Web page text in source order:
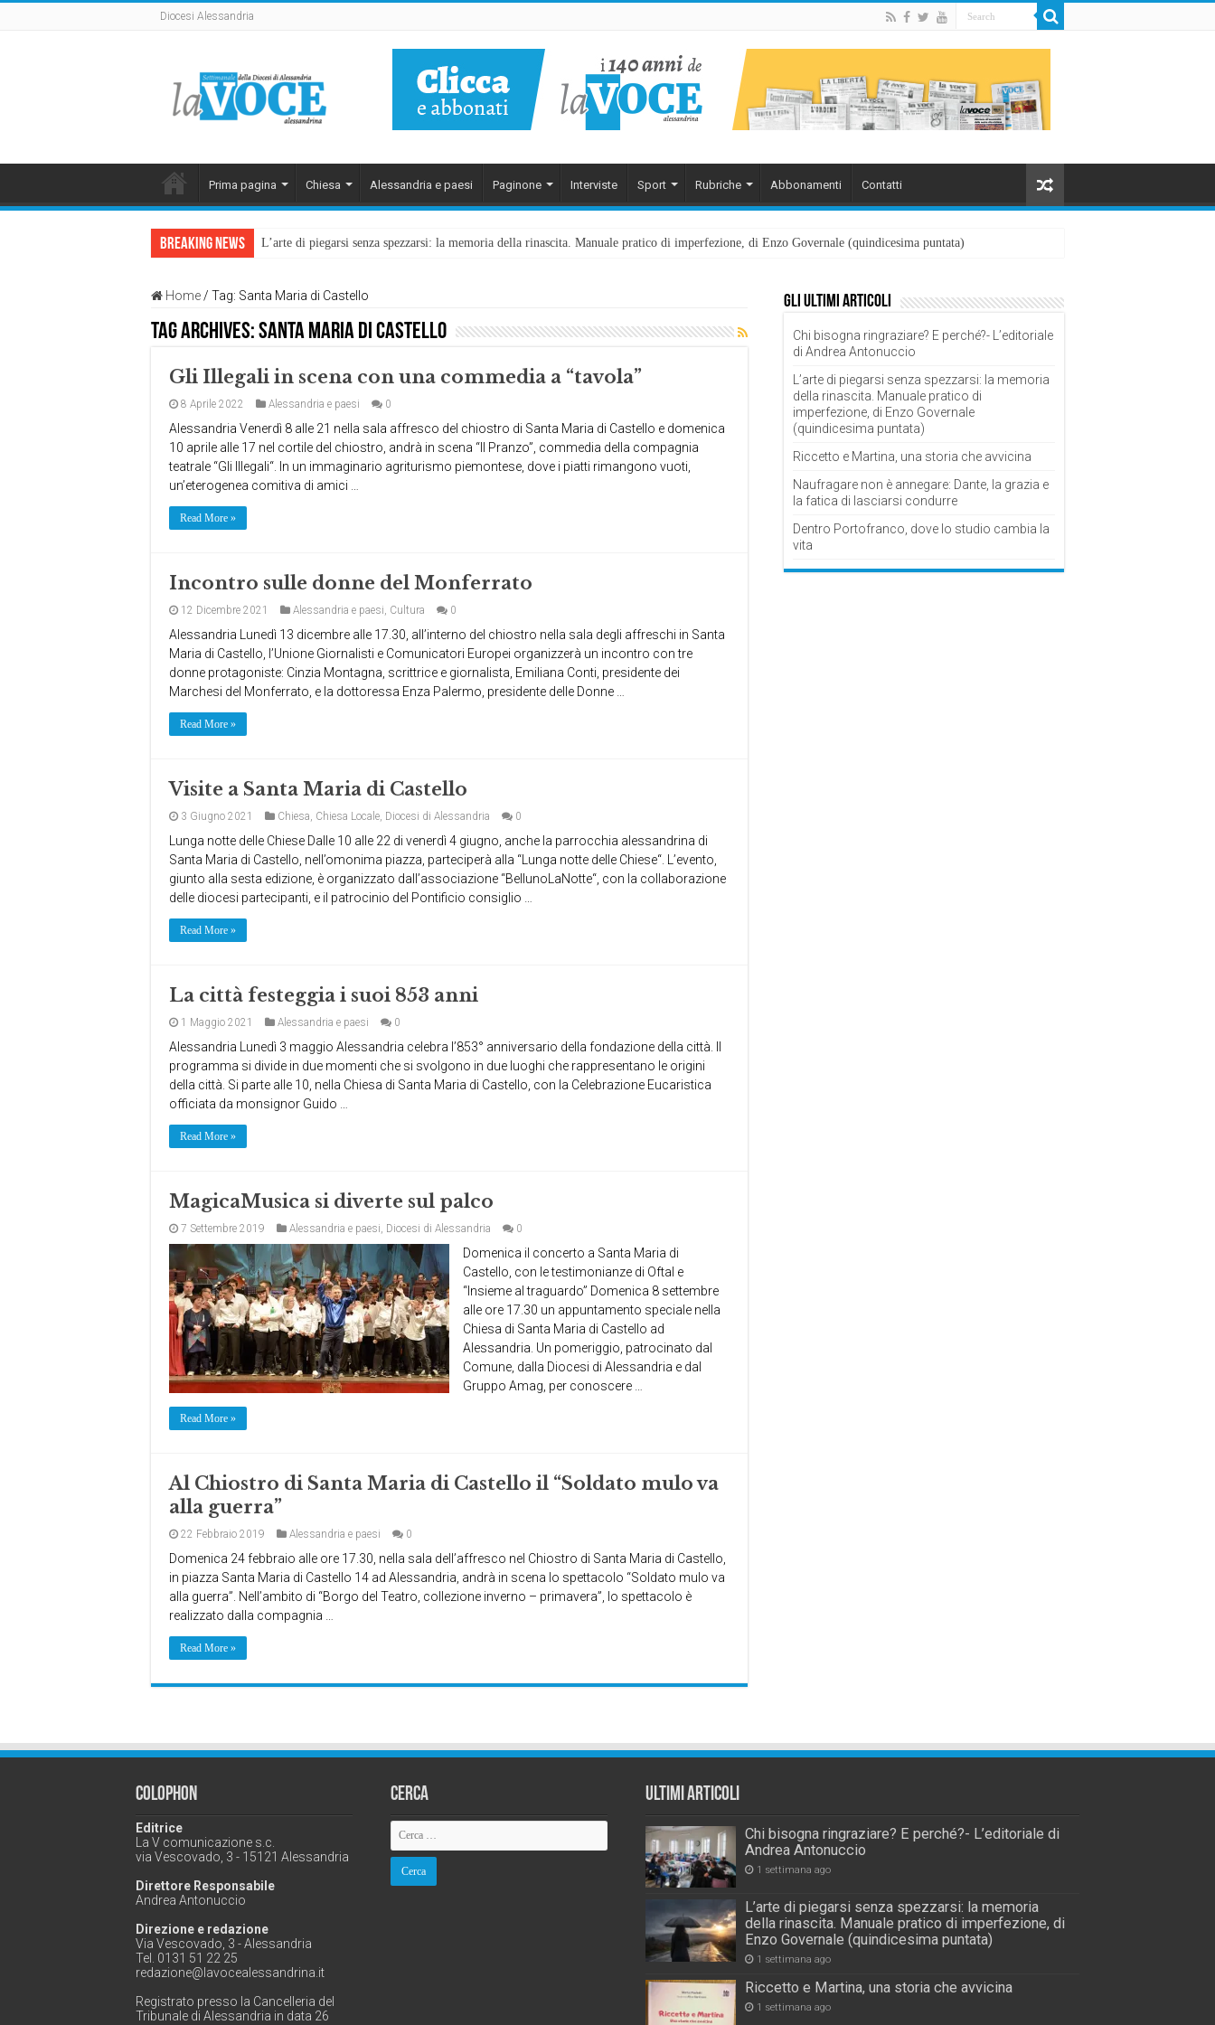
Diocesi Alessandria
Prima pagina Chiesa Alessandria e paesi Paginone Interviste Sport Rubriche Abbonamenti Contatti
Breaking News L’arte di piegarsi senza spezzarsi: la memoria della rinascita. Manuale pratico di imperfezione, di Enzo Governale (quindicesima puntata)
Home / Tag: Santa Maria di Castello
Tag Archives:Santa Maria di Castello
Gli Illegali in scena con una commedia a “tavola”
8 Aprile 2022 Alessandria e paesi 0
Alessandria Venerdì 8 alle 21 nella sala affresco del chiostro di Santa Maria di Castello e domenica
10 aprile alle 17 nel cortile del chiostro, andrà in scena “Il Pranzo”, commedia della compagnia
teatrale “Gli Illegali“. In un immaginario agriturismo piemontese, dove i piatti rimangono vuoti,
un’eterogenea comitiva di amici …
Read More »
Incontro sulle donne del Monferrato
12 Dicembre 2021 Alessandria e paesi, Cultura 0
Alessandria Lunedì 13 dicembre alle 17.30, all’interno del chiostro nella sala degli affreschi in Santa
Maria di Castello, l’Unione Giornalisti e Comunicatori Europei organizzerà un incontro con tre
donne protagoniste: Cinzia Montagna, scrittrice e giornalista, Emiliana Conti, presidente dei
Marchesi del Monferrato, e la dottoressa Enza Palermo, presidente delle Donne …
Read More »
Visite a Santa Maria di Castello
3 Giugno 2021 Chiesa, Chiesa Locale, Diocesi di Alessandria 0
Lunga notte delle Chiese Dalle 10 alle 22 di venerdì 4 giugno, anche la parrocchia alessandrina di
Santa Maria di Castello, nell’omonima piazza, parteciperà alla “Lunga notte delle Chiese“. L’evento,
giunto alla sesta edizione, è organizzato dall’associazione “BellunoLaNotte“, con la collaborazione
delle diocesi partecipanti, e il patrocinio del Pontificio consiglio …
Read More »
La città festeggia i suoi 853 anni
1 Maggio 2021 Alessandria e paesi 0
Alessandria Lunedì 3 maggio Alessandria celebra l’853° anniversario della fondazione della città. Il
programma si divide in due momenti che si svolgono in due luoghi che rappresentano le origini
della città. Si parte alle 10, nella Chiesa di Santa Maria di Castello, con la Celebrazione Eucaristica
officiata da monsignor Guido …
Read More »
MagicaMusica si diverte sul palco
7 Settembre 2019 Alessandria e paesi, Diocesi di Alessandria 0
Domenica il concerto a Santa Maria di
Castello, con le testimonianze di Oftal e
“Insieme al traguardo” Domenica 8 settembre
alle ore 17.30 un appuntamento speciale nella
Chiesa di Santa Maria di Castello ad
Alessandria. Un pomeriggio, patrocinato dal
Comune, dalla Diocesi di Alessandria e dal
Gruppo Amag, per conoscere …
Read More »
Al Chiostro di Santa Maria di Castello il “Soldato mulo va
alla guerra”
22 Febbraio 2019 Alessandria e paesi 0
Domenica 24 febbraio alle ore 17.30, nella sala dell’affresco nel Chiostro di Santa Maria di Castello,
in piazza Santa Maria di Castello 14 ad Alessandria, andrà in scena lo spettacolo “Soldato mulo va
alla guerra”. Nell’ambito di “Borgo del Teatro, collezione inverno – primavera”, lo spettacolo è
realizzato dalla compagnia …
Read More »
Gli ultimi articoli
Chi bisogna ringraziare? E perché?- L’editoriale
di Andrea Antonuccio
L’arte di piegarsi senza spezzarsi: la memoria
della rinascita. Manuale pratico di
imperfezione, di Enzo Governale
(quindicesima puntata)
Riccetto e Martina, una storia che avvicina
Naufragare non è annegare: Dante, la grazia e
la fatica di lasciarsi condurre
Dentro Portofranco, dove lo studio cambia la
vita
Colophon
Editrice
La V comunicazione s.c.
via Vescovado, 3 - 15121 Alessandria
Direttore Responsabile
Andrea Antonuccio
Direzione e redazione
Via Vescovado, 3 - Alessandria
Tel. 0131 51 22 25
redazione@lavocealessandrina.it
Registrato presso la Cancelleria del
Tribunale di Alessandria in data 26
Cerca Ultimi Articoli
Chi bisogna ringraziare? E perché?- L’editoriale di
Andrea Antonuccio
1 settimana ago
L’arte di piegarsi senza spezzarsi: la memoria
della rinascita. Manuale pratico di imperfezione, di
Enzo Governale (quindicesima puntata)
1 settimana ago
Riccetto e Martina, una storia che avvicina
1 settimana ago